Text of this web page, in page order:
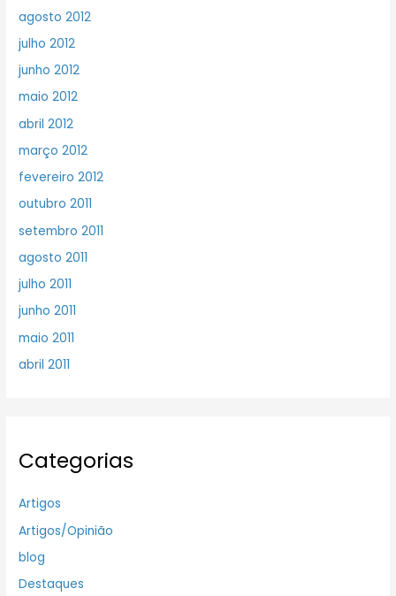
agosto 2012
julho 2012
junho 2012
maio 2012
abril 2012
março 2012
fevereiro 2012
outubro 2011
setembro 2011
agosto 2011
julho 2011
junho 2011
maio 2011
abril 2011
Categorias
Artigos
Artigos/Opinião
blog
Destaques